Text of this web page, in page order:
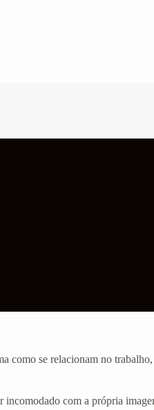
como se relacionam no
com a própria